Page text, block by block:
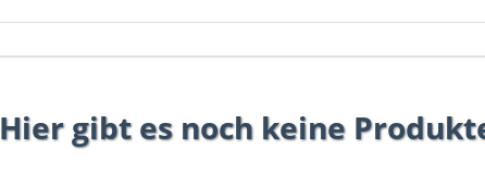
Hier gibt es noch keine